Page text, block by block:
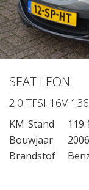
SEAT LEON
2.0 TFSI 16V
KM-Stand
Bouwjaar
2006
Brandstof